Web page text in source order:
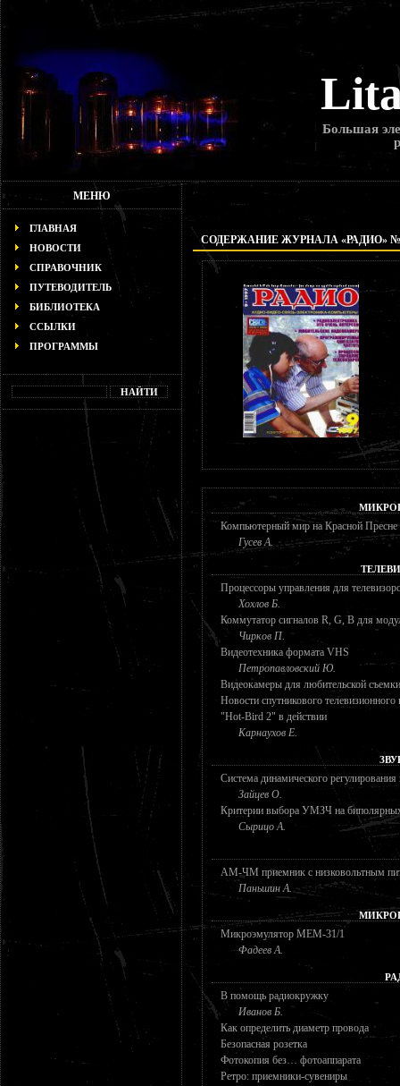
Большая
МЕНЮ
ГЛАВНАЯ
НОВОСТИ
СПРАВОЧНИК
ПУТЕВОДИТЕЛЬ
БИБЛИОТЕКА
ССЫЛКИ
ПРОГРАММЫ
СОДЕРЖАНИЕ ЖУРНАЛА «РАДИО» №
Компьютерный мир на Красной Пресне
Гусев А.
Процессоры управления для
Хохлов Б.
Коммутатор сигналов R, G, B для
Чирков П.
Видеотехника формата VHS
Петропавловский Ю.
Видеокамеры для любительской съемки
Новости спутникового
"Hot-Bird 2" в действии
Карнаухов Е.
Система динамического регулирования
Зайцев О.
Критерии выбора УМЗЧ на биполярных
Сырицо А.
АМ-ЧМ приемник с низковольтным
Паньшин А.
Микроэмулятор МЕМ-31/1
Фадеев А.
В помощь радиокружку
Иванов Б.
Как определить диаметр провода
Безопасная розетка
Фотокопия без… фотоаппарата
Ретро: приемники-сувениры